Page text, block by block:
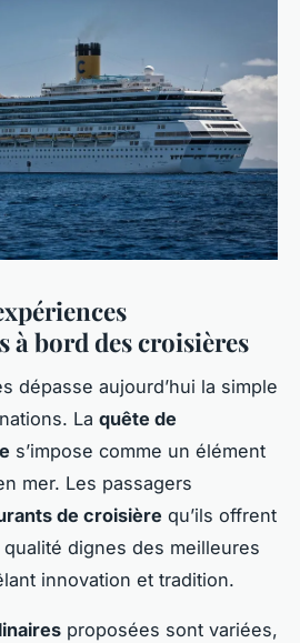
à bord des croisières
dépasse aujourd’hui la simple
La quête de
s’impose comme un élément
mer. Les passagers
de croisière qu’ils offrent
dignes des meilleures
innovation et tradition.
proposées sont variées,